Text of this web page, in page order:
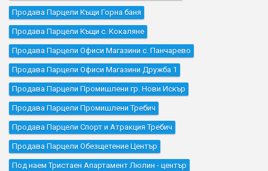
Продава Парцели Къщи Горна баня
Продава Парцели Къщи с. Кокаляне
Продава Парцели Офиси Магазини с. Панчарево
Продава Парцели Офиси Магазини Дружба 1
Продава Парцели Промишлени гр. Нови Искър
Продава Парцели Промишлени Требич
Продава Парцели Спорт и Атракция Требич
Продава Парцели Обезщетение Център
Под наем Тристаен Апартамент Люлин - център